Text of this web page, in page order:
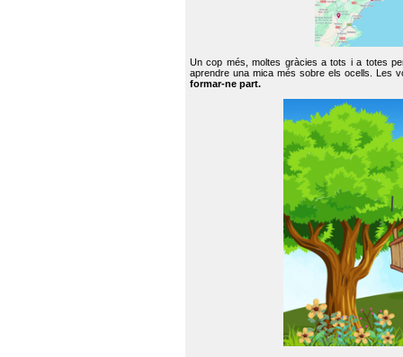
Un cop més, moltes gràcies a tots i a totes
aprendre una mica més sobre els ocells. Les
formar-ne part.